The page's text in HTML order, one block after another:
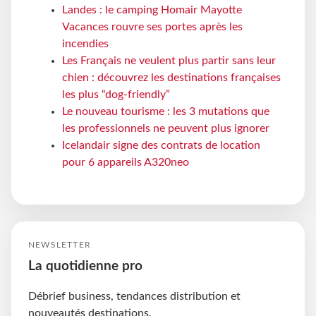
Landes : le camping Homair Mayotte
Vacances rouvre ses portes après les
incendies
Les Français ne veulent plus partir sans leur
chien : découvrez les destinations françaises
les plus “dog-friendly”
Le nouveau tourisme : les 3 mutations que
les professionnels ne peuvent plus ignorer
Icelandair signe des contrats de location
pour 6 appareils A320neo
NEWSLETTER
La quotidienne pro
Débrief business, tendances distribution et
nouveautés destinations.